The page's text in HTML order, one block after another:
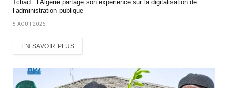
Tchad : l’Algérie partage son expérience sur la digitalisation de
l’administration publique
5 AOÛT 2026
EN SAVOIR PLUS